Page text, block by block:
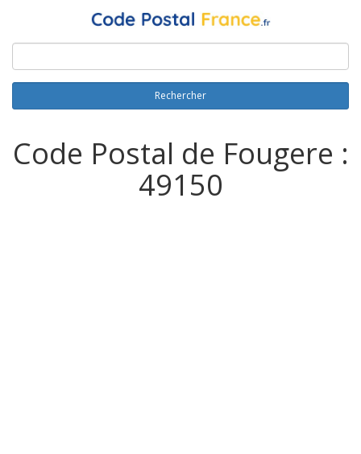
Rechercher
Code Postal de Fougere :
49150